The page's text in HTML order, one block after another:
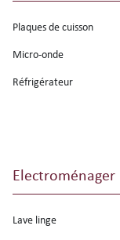
Plaques de cuisson
Micro-onde
Réfrigérateur
Electroménager
Lave linge